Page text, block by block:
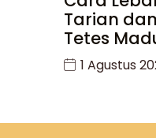
Tarian
Tetes
1 Agustus